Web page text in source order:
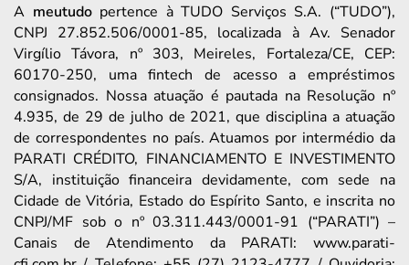
A meutudopertence à TUDO Serviços S.A. (“TUDO”),
CNPJ 27.852.506/0001-85, localizada à Av. Senador
Virgílio Távora, nº 303, Meireles, Fortaleza/CE, CEP:
60170-250, uma fintech de acesso a empréstimos
consignados. Nossa atuação é pautada na Resolução nº
4.935, de 29 de julho de 2021, que disciplina a atuação
de correspondentes no país. Atuamos por intermédio da
PARATI CRÉDITO, FINANCIAMENTO E INVESTIMENTO
S/A, instituição financeira devidamente, com sede na
Cidade de Vitória, Estado do Espírito Santo, e inscrita no
CNPJ/MF sob o nº 03.311.443/0001-91 (“PARATI”) –
Canais de Atendimento da PARATI: www.parati-